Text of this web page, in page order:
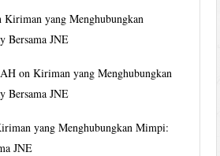
Kiriman yang Menghubungkan
Bersama JNE
onKiriman yang Menghubungkan
Bersama JNE
yang Menghubungkan Mimpi:
JNE